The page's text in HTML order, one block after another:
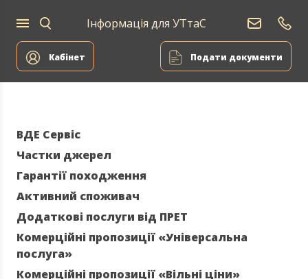
Кабінет Подати документи
Інформація для УТтаС
дому
компаній
Постачання
природного
газу
ВДЕ Сервіс
Частки джерел
Гарантії походження
Активний споживач
Додаткові послуги від ПРЕТ
Комерційні пропозиції «Універсальна
послуга»
Комерційні пропозиції «Вільні ціни»